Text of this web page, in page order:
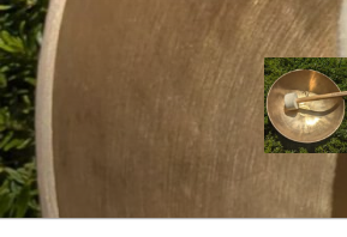
Zum
Inhalt
springen